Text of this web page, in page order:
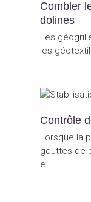
Combler
dolines
Les
les
Contrôle
Lorsque la
gouttes de
e...